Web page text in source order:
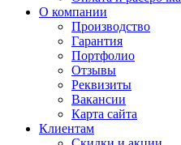
О компании
Производство
Гарантия
Портфолио
Отзывы
Реквизиты
Вакансии
Карта сайта
Клиентам